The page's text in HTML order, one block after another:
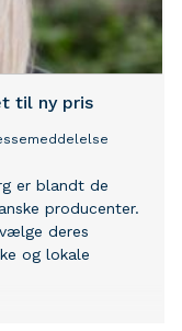
til ny pris
er blandt de
producenter.
deres
og lokale